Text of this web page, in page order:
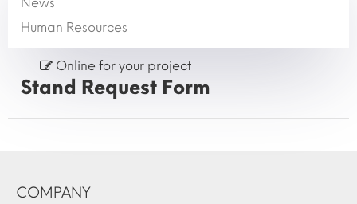
Human Resources
Online for your project
Stand Request Form
COMPANY